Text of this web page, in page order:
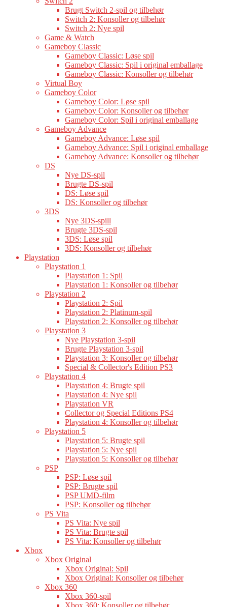
Brugt Switch 2-spil og tilbehør
Switch 2: Konsoller og tilbehør
Switch 2: Nye spil
Game & Watch
Gameboy Classic
Gameboy Classic: Løse spil
Gameboy Classic: Spil i original emballage
Gameboy Classic: Konsoller og tilbehør
Virtual Boy
Gameboy Color
Gameboy Color: Løse spil
Gameboy Color: Konsoller og tilbehør
Gameboy Color: Spil i original emballage
Gameboy Advance
Gameboy Advance: Løse spil
Gameboy Advance: Spil i original emballage
Gameboy Advance: Konsoller og tilbehør
DS
Nye DS-spil
Brugte DS-spil
DS: Løse spil
DS: Konsoller og tilbehør
3DS
Nye 3DS-spill
Brugte 3DS-spil
3DS: Løse spil
3DS: Konsoller og tilbehør
Playstation
Playstation 1
Playstation 1: Spil
Playstation 1: Konsoller og tilbehør
Playstation 2
Playstation 2: Spil
Playstation 2: Platinum-spil
Playstation 2: Konsoller og tilbehør
Playstation 3
Nye Playstation 3-spil
Brugte Playstation 3-spil
Playstation 3: Konsoller og tilbehør
Special & Collector's Edition PS3
Playstation 4
Playstation 4: Brugte spil
Playstation 4: Nye spil
Playstation VR
Collector og Special Editions PS4
Playstation 4: Konsoller og tilbehør
Playstation 5
Playstation 5: Brugte spil
Playstation 5: Nye spil
Playstation 5: Konsoller og tilbehør
PSP
PSP: Løse spil
PSP: Brugte spil
PSP UMD-film
PSP: Konsoller og tilbehør
PS Vita
PS Vita: Nye spil
PS Vita: Brugte spil
PS Vita: Konsoller og tilbehør
Xbox
Xbox Original
Xbox Original: Spil
Xbox Original: Konsoller og tilbehør
Xbox 360
Xbox 360-spil